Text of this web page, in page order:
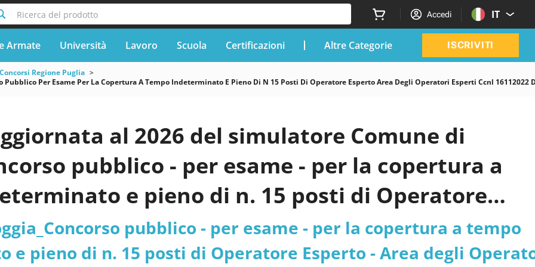
Ricerca del prodotto Accedi IT
Armate Università Lavoro Scuola Certificazioni Altre Categorie ISCRIVITI
Concorsi Regione Puglia
Pubblico Per Esame Per La Copertura A Tempo Indeterminato E Pieno Di N 15 Posti Di Operatore Esperto Area Degli Operatori Esperti Ccnl 16112022
al 2026 del simulatore Comune di
pubblico - per esame - per la copertura a
e pieno di n. 15 posti di Operatore
degli Operatori Esperti - CCNL 16/11/2022 - di
riservati ai volontari delle FF.AA. e n. 2 posti
pubblico - per esame - per la copertura a tempo
e pieno di n. 15 posti di Operatore Esperto - Area degli